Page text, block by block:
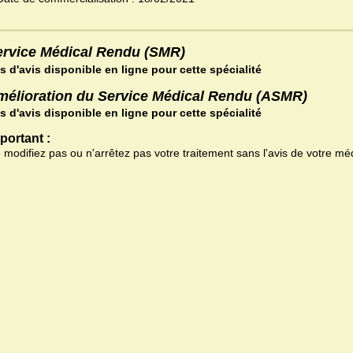
Médical Rendu (SMR)
d'avis disponible en ligne pour cette spécialité
du Service Médical Rendu (ASMR)
d'avis disponible en ligne pour cette spécialité
:
modifiez pas ou n'arrêtez pas votre traitement sans l'avis de votre